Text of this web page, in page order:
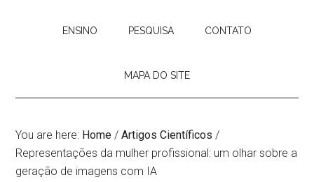
ENSINO PESQUISA CONTATO
MAPA DO SITE
You are here: Home / Artigos Científicos /
Representações da mulher profissional: um olhar sobre a
geração de imagens com IA